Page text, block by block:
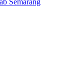
Semarang